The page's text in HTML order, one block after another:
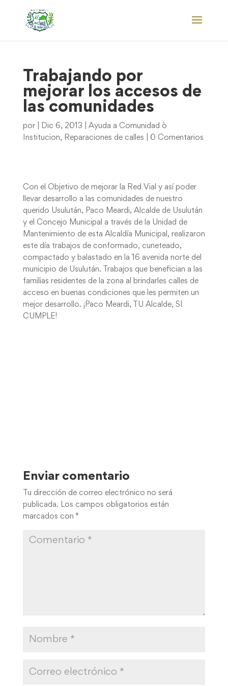
Trabajando por
mejorar los accesos de
las comunidades
por Dic 6, 2013
Ayuda a Comunidad ò
Institucion, Reparaciones de calles 0 Comentarios
Con el Objetivo de mejorar la Red Vial y así poder
llevar desarrollo a las comunidades de nuestro
querido Usulután, Paco Meardi, Alcalde de Usulután
y el Concejo Municipal a través de la Unidad de
Mantenimiento de esta Alcaldía Municipal, realizaron
este día trabajos de conformado, cuneteado,
compactado y balastado en la 16 avenida norte del
municipio de Usulután. Trabajos que benefician a las
familias residentes de la zona al brindarles calles de
acceso en buenas condiciones que les permiten un
mejor desarrollo. ¡Paco Meardi, TU Alcalde, SI
CUMPLE!
Enviar comentario
Tu dirección de correo electrónico no será
publicada. Los campos obligatorios están
marcados con *